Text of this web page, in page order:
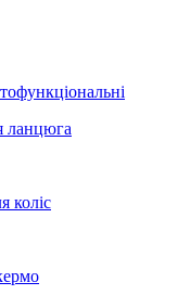
ланцюга
коліс